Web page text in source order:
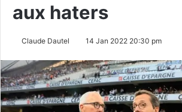
aux haters
Claude Dautel 14 Jan 2022 20:30 pm